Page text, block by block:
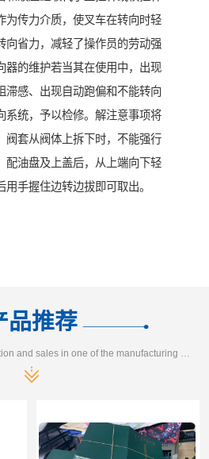
为传力介质，使叉车在转向时轻
向省力，减轻了操作员的劳动强
器的维护若当其在使用中，出现
滞感、出现自动跑偏和不能转向
系统，予以检修。解注意事项将
阀套从阀体上拆下时，不能强行
配油盘及上盖后，从上端向下轻
手握住边转边拔即可取出。
品推荐